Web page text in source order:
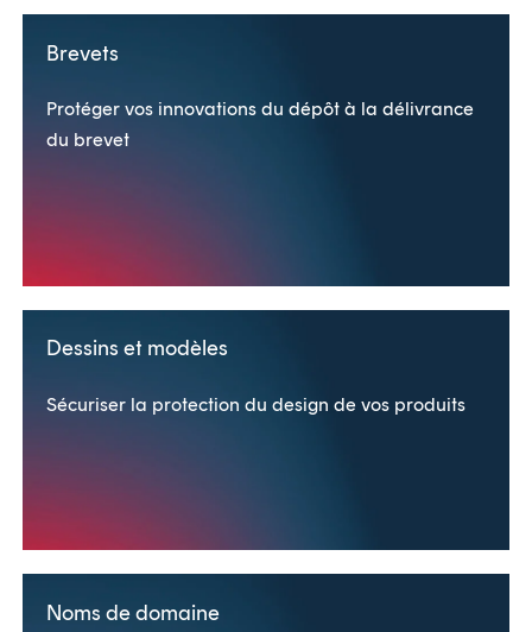
Brevets
Protéger vos innovations du dépôt à la délivrance
du brevet
Dessins et modèles
Sécuriser la protection du design de vos produits
Noms de domaine